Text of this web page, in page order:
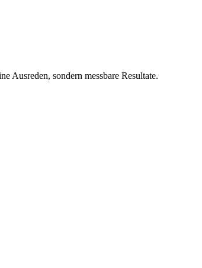
Ausreden, sondern messbare Resultate.